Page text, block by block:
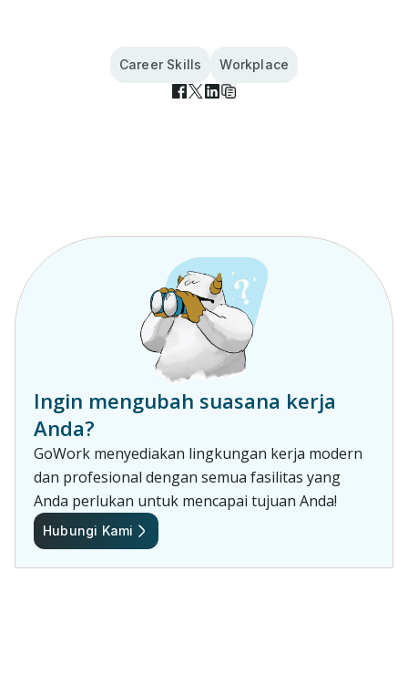
Career Skills Workplace
Ingin mengubah suasana kerja
Anda?
GoWork menyediakan lingkungan kerja modern
dan profesional dengan semua fasilitas yang
Anda perlukan untuk mencapai tujuan Anda!
Hubungi Kami